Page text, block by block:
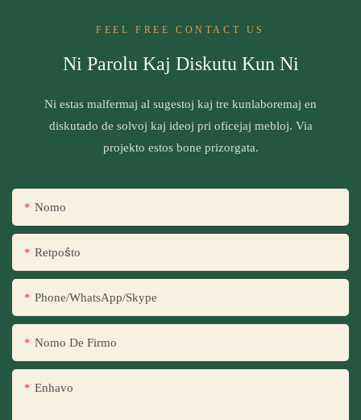
FEEL FREE CONTACT US
Ni Parolu Kaj Diskutu Kun Ni
Ni estas malfermaj al sugestoj kaj tre kunlaboremaj en
diskutado de solvoj kaj ideoj pri oficejaj mebloj. Via
projekto estos bone prizorgata.
Nomo
Retpoŝto
Phone/WhatsApp/Skype
Nomo De Firmo
Enhavo